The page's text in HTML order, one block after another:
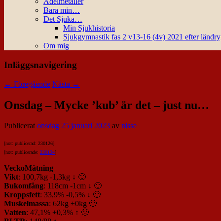
Bara min…
Det Sjuka…
Min Sjukhistoria
Sjukgymnastik fas 2 v13-16 (4v) 2021 efter
Om mig
Inläggsnavigering
← Föregående Nästa →
Onsdag – Mycke ’kub’ är det – just nu…
Publiceratonsdag 25 januari 2023 av nisse
[not: publicerad: 230126]
[not: publicerade: 230124]
VeckoMätning
Vikt: 100,7kg -1,3kg ↓ 🙂
Bukomfång: 118cm -1cm ↓ 🙂
Kroppsfett: 33,9% -0,5% ↓ 🙂
Muskelmassa: 62kg ±0kg 🙂
Vatten: 47,1% +0,3% ↑ 🙂